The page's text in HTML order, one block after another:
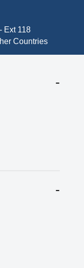
- Ext 118
Countries